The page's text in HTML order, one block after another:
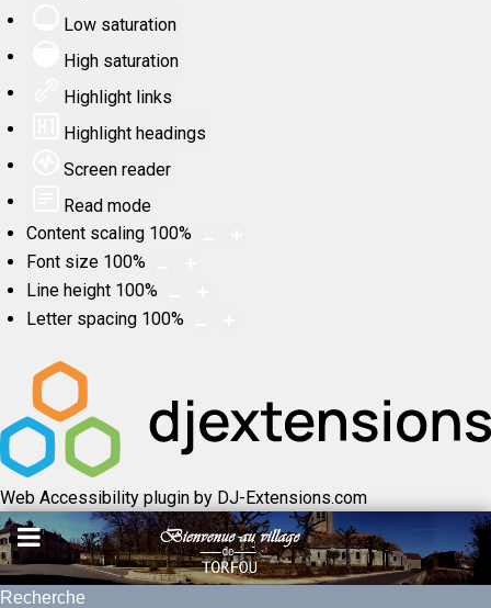
Low saturation
High saturation
Highlight links
Highlight headings
Screen reader
Read mode
Content scaling 100%
Font size 100%
Line height 100%
Letter spacing 100%
Web Accessibility plugin by DJ-Extensions.com
Recherche